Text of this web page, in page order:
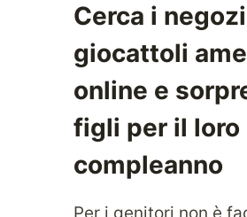
ONLINE
CLIENTE,
SPEDISCI
PRODOTTI
Cerca i
giocattoli
online e
figli per il loro
compleanno